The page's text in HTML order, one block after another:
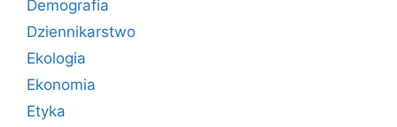
Demografia
Dziennikarstwo
Ekologia
Ekonomia
Etyka